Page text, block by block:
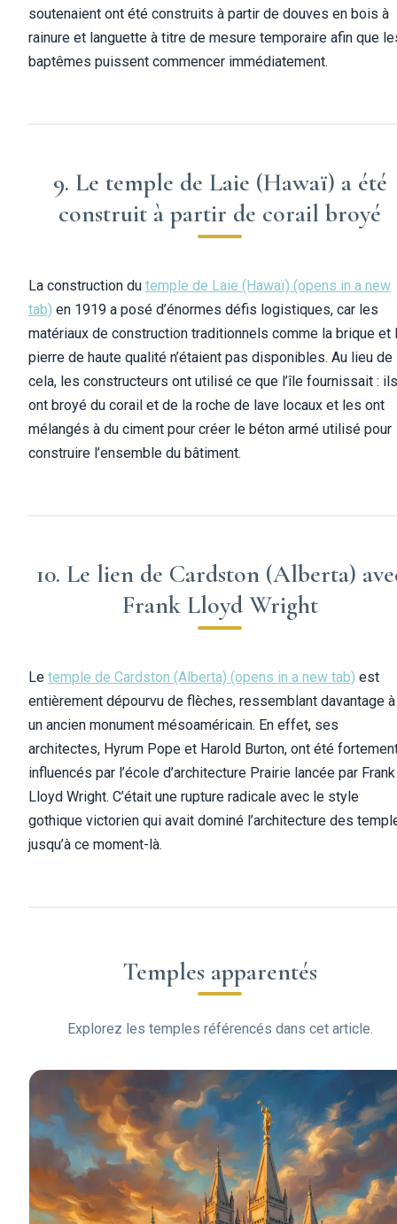
soutenaient ont été construits à partir de douves en bois à
rainure et languette à titre de mesure temporaire afin que
baptêmes puissent commencer immédiatement.
9. Le temple de Laie (Hawaï) a été
construit à partir de corail broyé
La construction du temple de Laie (Hawaï) (opens in a new
tab) en 1919 a posé d’énormes défis logistiques, car les
matériaux de construction traditionnels comme la brique et
pierre de haute qualité n’étaient pas disponibles. Au lieu de
cela, les constructeurs ont utilisé ce que l’île fournissait : ils
ont broyé du corail et de la roche de lave locaux et les ont
mélangés à du ciment pour créer le béton armé utilisé pour
construire l’ensemble du bâtiment.
10. Le lien de Cardston (Alberta)
Frank Lloyd Wright
Le temple de Cardston (Alberta) (opens in a new tab) est
entièrement dépourvu de flèches, ressemblant davantage à
un ancien monument mésoaméricain. En effet, ses
architectes, Hyrum Pope et Harold Burton, ont été
influencés par l’école d’architecture Prairie lancée par Frank
Lloyd Wright. C’était une rupture radicale avec le style
gothique victorien qui avait dominé l’architecture des
jusqu’à ce moment-là.
Temples apparentés
Explorez les temples référencés dans cet article.